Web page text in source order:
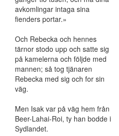
avkomlingar intaga sina
fienders portar.»
Och Rebecka och hennes
tärnor stodo upp och satte sig
på kamelerna och följde med
mannen; så tog tjänaren
Rebecka med sig och for sin
väg.
Men Isak var på väg hem från
Beer-Lahai-Roi, ty han bodde i
Sydlandet.